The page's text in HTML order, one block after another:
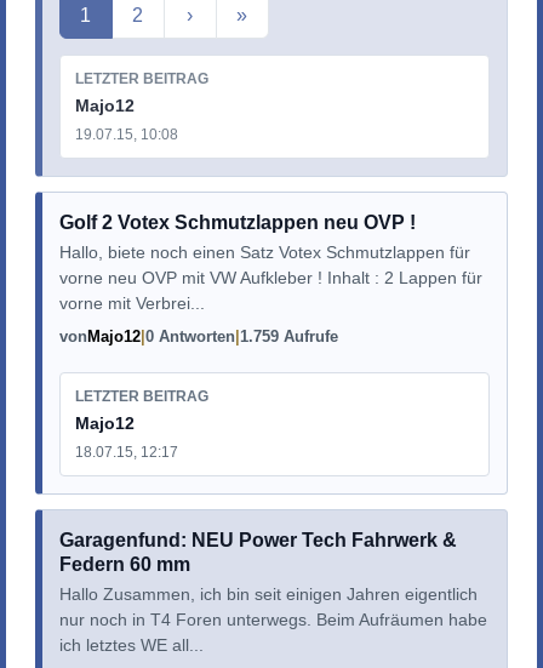
Aktuelle Seite
1 2 › »
LETZTER BEITRAG
Majo12
19.07.15, 10:08
Golf 2 Votex Schmutzlappen neu OVP !
Hallo, biete noch einen Satz Votex Schmutzlappen für
vorne neu OVP mit VW Aufkleber ! Inhalt : 2 Lappen für
vorne mit Verbrei...
vonMajo12 0 Antworten 1.759 Aufrufe
LETZTER BEITRAG
Majo12
18.07.15, 12:17
Garagenfund: NEU Power Tech Fahrwerk &
Federn 60 mm
Hallo Zusammen, ich bin seit einigen Jahren eigentlich
nur noch in T4 Foren unterwegs. Beim Aufräumen habe
ich letztes WE all...